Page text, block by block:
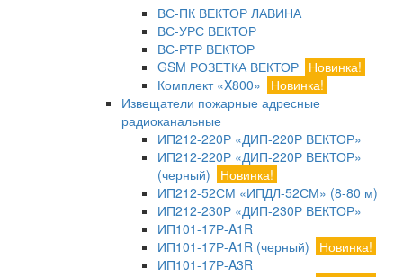
ВС-ПК ВЕКТОР ЛАВИНА
ВС-УРС ВЕКТОР
ВС-РТР ВЕКТОР
GSM РОЗЕТКА ВЕКТОР Новинка!
Комплект «X800»
Новинка!
Извещатели пожарные адресные
радиоканальные
ИП212-220Р «ДИП-220Р ВЕКТОР»
ИП212-220Р «ДИП-220Р ВЕКТОР»
(черный)
Новинка!
ИП212-52СМ «ИПДЛ-52СМ» (8-80 м)
ИП212-230Р «ДИП-230Р ВЕКТОР»
ИП101-17Р-A1R
ИП101-17Р-A1R (черный)
Новинка!
ИП101-17Р-A3R